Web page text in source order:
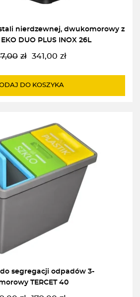
nierdzewnej, dwukomorowy z
DUO PLUS INOX 26L
zł
Pierwotna
wynosiła:
341,00 zł
Aktualna
wynosi:
DO KOSZYKA
segregacji odpadów 3-
TERCET 40